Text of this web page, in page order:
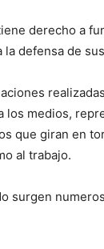
derecho a
la defensa de
los medios,
que giran en
al trabajo.
surgen